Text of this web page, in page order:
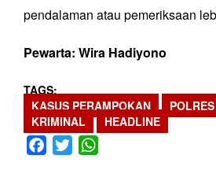
pendalaman atau pemeriksaan
Pewarta: Wira Hadiyono
TAGS
KASUS PERAMPOKAN
KRIMINAL
HEADLINE
Facebook
Twitter